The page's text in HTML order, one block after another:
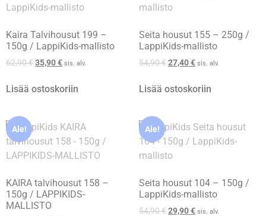
Kaira Talvihousut 199 –
150g / LappiKids-mallisto
62,90€35,90€ sis. alv.
Lisää ostoskoriin
Seita housut 155 – 250g /
LappiKids-mallisto
54,90€27,40€ sis. alv.
Lisää ostoskoriin
Ale!
KAIRA talvihousut 158 –
150g / LAPPIKIDS-
MALLISTO
Ale!
Seita housut 104 – 150g /
LappiKids-mallisto
54,90€29,90€ sis. alv.